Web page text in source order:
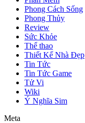
Phong Cách Sống
Phong Thủy
Review
Sức Khỏe
Thể thao
Thiết Kế Nhà Đẹp
Tin Tức
Tin Tức Game
Tử Vi
Wiki
Ý Nghĩa Sim
Meta